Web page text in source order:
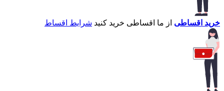
خرید اقساطی از ما اقساطی خرید کنید شرایط اقساط